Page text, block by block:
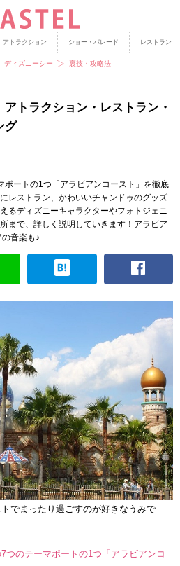
アトラクション ショー・パレード レストラン
ディズニーシー 裏技・攻略法
アトラクション・レストラン・
グ
ポートの1つ「アラビアンコースト」を徹底
レストラン、かわいいチャンドゥのグッズ
るディズニーキャラクターやフォトジェニ
まで、詳しく説明していきます！アラビア
音楽も♪
でまったり過ごすのが好きなうみで
つのテーマポートの1つ「アラビアンコ